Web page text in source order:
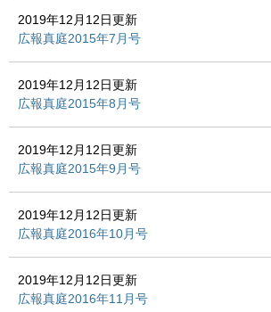
2019年12月12日更新
広報真庭2015年7月号
2019年12月12日更新
広報真庭2015年8月号
2019年12月12日更新
広報真庭2015年9月号
2019年12月12日更新
広報真庭2016年10月号
2019年12月12日更新
広報真庭2016年11月号